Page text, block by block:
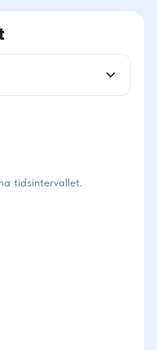
tidsintervallet.